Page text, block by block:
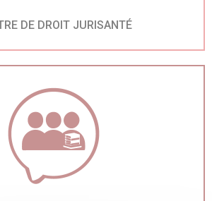
DE DROIT JURISANTÉ